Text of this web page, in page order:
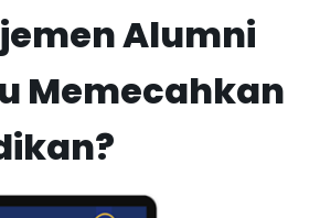
Alumni
Memecahkan